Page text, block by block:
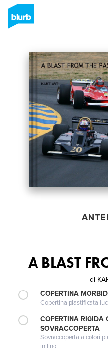
A BLAST
di
COPERTINA
Copertina plastificata
COPERTINA RIGIDA
SOVRACCOPERTA
Sovraccoperta a colori
in lino